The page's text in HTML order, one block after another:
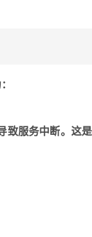
致服务中断。这